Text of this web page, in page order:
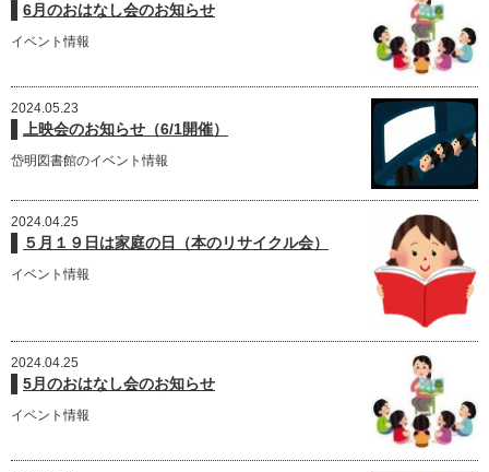
6月のおはなし会のお知らせ
イベント情報
2024.05.23
上映会のお知らせ（6/1開催）
岱明図書館のイベント情報
2024.04.25
５月１９日は家庭の日（本のリサイクル会）
イベント情報
2024.04.25
5月のおはなし会のお知らせ
イベント情報